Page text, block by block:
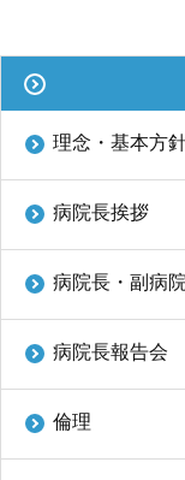
理念・基本方
病院長挨拶
病院長・副病
病院長報告会
倫理